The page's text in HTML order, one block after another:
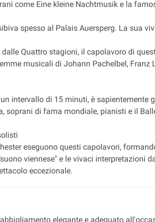
come Eine kleine Nachtmusik e la
spesso al Palais Auersperg. La sua
Quattro stagioni, il capolavoro di
musicali di Johann Pachelbel,
intervallo di 15 minuti, è
soprani di fama mondiale, pianisti e il
eseguono questi capolavori,
viennese" e le vivaci
eccezionale.
elegante e adeguato